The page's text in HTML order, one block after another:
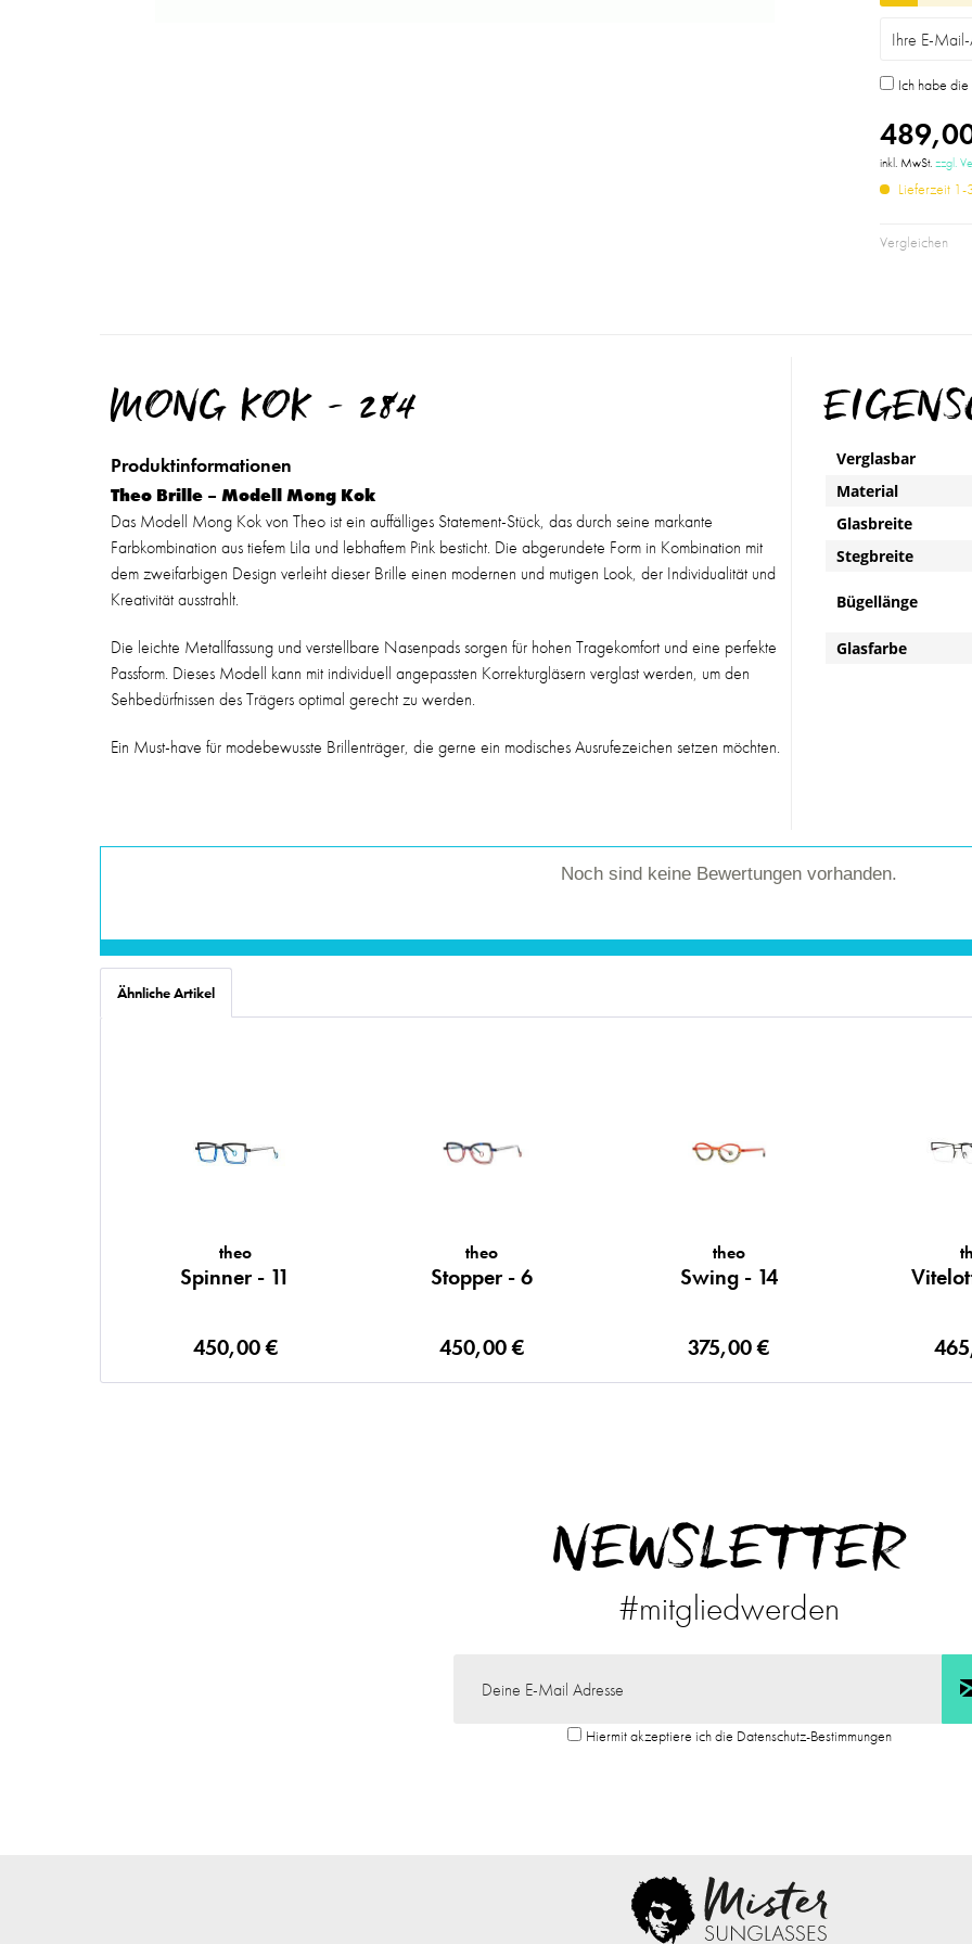
Ich habe die
inkl. MwSt.zzgl.
Lieferzeit
Vergleichen
MONG KOK - 284
Produktinformationen
Theo Brille – Modell Mong Kok
Das Modell Mong Kok von Theo ist ein auffälliges Statement-Stück, das durch seine markante
Farbkombination aus tiefem Lila und lebhaftem Pink besticht. Die abgerundete Form in Kombination mit
dem zweifarbigen Design verleiht dieser Brille einen modernen und mutigen Look, der Individualität und
Kreativität ausstrahlt.
Die leichte Metallfassung und verstellbare Nasenpads sorgen für hohen Tragekomfort und eine perfekte
Passform. Dieses Modell kann mit individuell angepassten Korrekturgläsern verglast werden, um den
Sehbedürfnissen des Trägers optimal gerecht zu werden.
Ein Must-have für modebewusste Brillenträger, die gerne ein modisches Ausrufezeichen setzen möchten.
Verglasbar
Material
Glasbreite
Stegbreite
Bügellänge
Glasfarbe
Noch sind keine Bewertungen vorhanden.
Ähnliche Artikel
theo
Spinner - 11
450,00 €
theo
Stopper - 6
450,00 €
theo
Swing - 14
375,00 €
NEWSLETTER
#mitgliedwerden
Hiermit akzeptiere ich die Datenschutz-Bestimmungen